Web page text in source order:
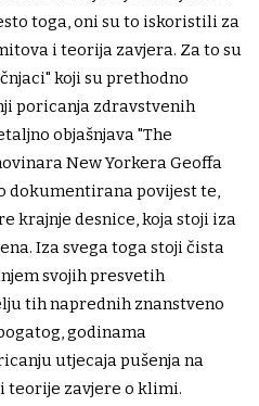
toga, oni su to iskoristili za
i teorija zavjera. Za to su
koji su prethodno
poricanja zdravstvenih
objašnjava "The
New Yorkera Geoffa
dokumentirana povijest te,
krajnje desnice, koja stoji iza
Iza svega toga stoji čista
svojih presvetih
tih naprednih znanstveno
godinama
utjecaja pušenja na
teorije zavjere o klimi.